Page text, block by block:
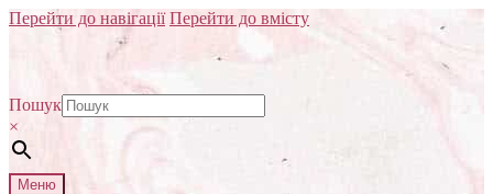
Перейти до навігації Перейти до вмісту
Пошук
×
Меню